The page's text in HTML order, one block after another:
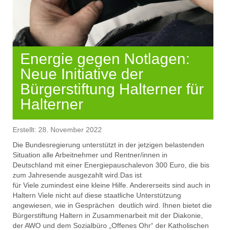
Energie gegen Notlagen:
Neue Initiative der
Bürgerstiftung Halterner für
Halterner
Erstellt: 28. November 2022
Die Bundesregierung unterstützt in der jetzigen belastenden
Situation alle Arbeitnehmer und Rentner/innen in
Deutschland mit einer Energiepauschalevon 300 Euro , die bis
zum Jahresende ausgezahlt wird Das ist
für Viele zumindest eine kleine Hilfe . Andererseits sind auch in
Haltern Viele nicht auf diese staatliche Unterstützung
angewiesen, wie in Gesprächen deutlich wird. Ihnen bietet die
Bürgerstiftung Haltern in Zusammenarbeit mit der Diakonie,
der AWO und dem Sozialbüro „Offenes Ohr“ der Katholischen